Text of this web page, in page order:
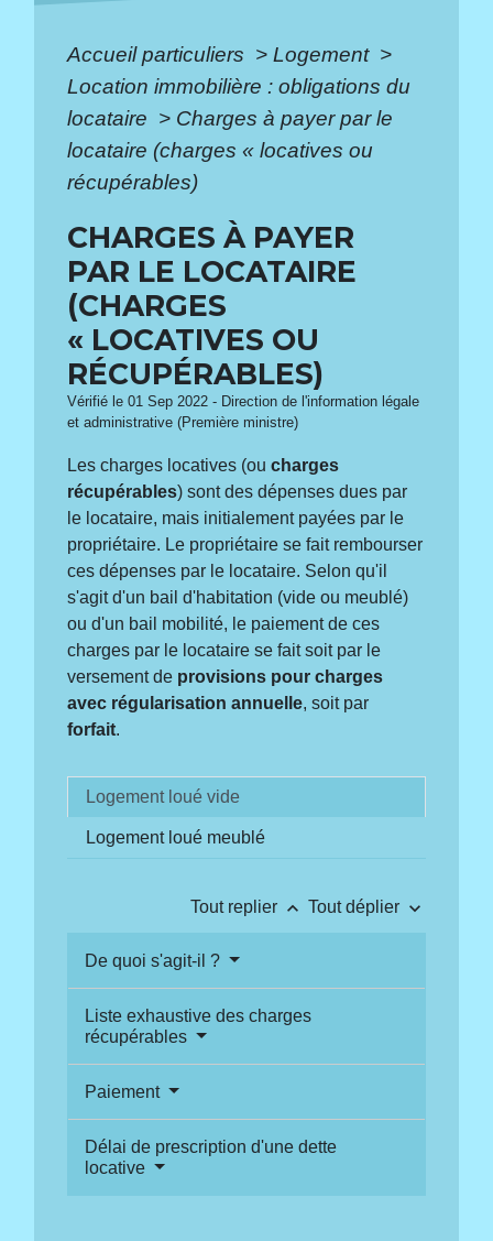
Accueil particuliers > Logement >
Location immobilière : obligations du
locataire > Charges à payer par le
locataire (charges « locatives ou
récupérables)
CHARGES À PAYER
PAR LE LOCATAIRE
(CHARGES
« LOCATIVES OU
RÉCUPÉRABLES)
Vérifié le 01 Sep 2022 - Direction de l'information légale
et administrative (Première ministre)
Les charges locatives (oucharges
récupérables) sont des dépenses dues par
le locataire, mais initialement payées par le
propriétaire. Le propriétaire se fait rembourser
ces dépenses par le locataire. Selon qu'il
s'agit d'un bail d'habitation (vide ou meublé)
ou d'un bail mobilité, le paiement de ces
charges par le locataire se fait soit par le
versement de provisions pour charges
avec régularisation annuelle, soit par
forfait.
Logement loué vide
Logement loué meublé
Tout replier keyboard_arrow_up Tout déplier keyboard_arrow_down
De quoi s'agit-il ?
Liste exhaustive des charges
récupérables
Paiement
Délai de prescription d'une dette
locative